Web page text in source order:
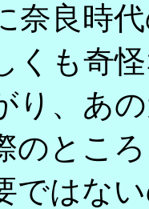
奈良時
くも奇
り、あ
のとこ
ではな